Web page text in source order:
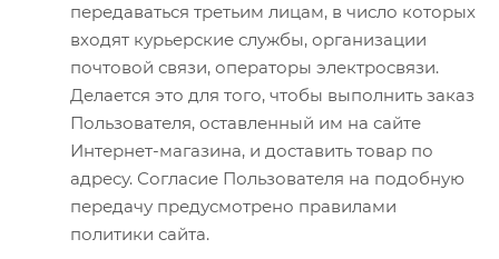
передаваться третьим лицам, в число которых
входят курьерские службы, организации
почтовой связи, операторы электросвязи.
Делается это для того, чтобы выполнить заказ
Пользователя, оставленный им на сайте
Интернет-магазина, и доставить товар по
адресу. Согласие Пользователя на подобную
передачу предусмотрено правилами
политики сайта.